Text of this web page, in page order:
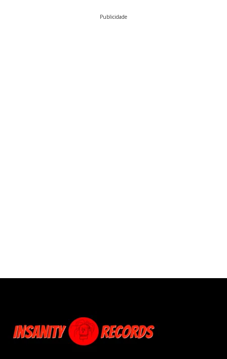
Publicidade